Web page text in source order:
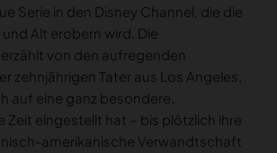
Serie in den Disney Channel, die die
Alt erobern wird. Die
von den aufregenden
zehnjährigen Tater aus Los Angeles,
auf eine ganz besondere,
eingestellt hat – bis plötzlich ihre
amerikanische Verwandtschaft